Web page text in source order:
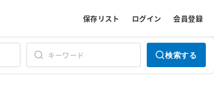
保存リスト ログイン 会員登録
検索する